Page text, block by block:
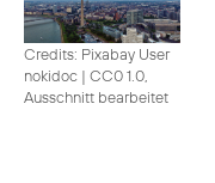
Credits: Pixabay User
nokidoc | CC0 1.0,
Ausschnitt bearbeitet